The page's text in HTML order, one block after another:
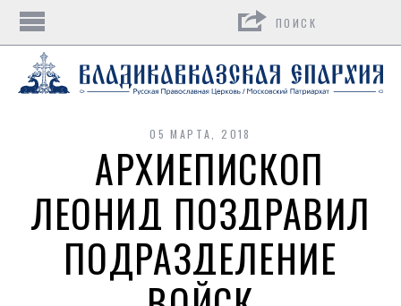
05 МАРТА, 2018
АРХИЕПИСКОП
ЛЕОНИД ПОЗДРАВИЛ
ПОДРАЗДЕЛЕНИЕ